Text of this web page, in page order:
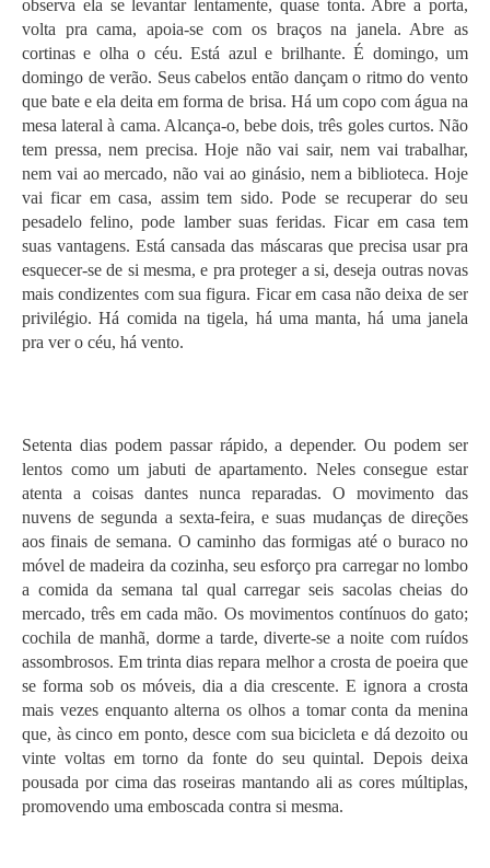
observa ela se levantar lentamente, quase tonta. Abre a porta,
volta pra cama, apoia-se com os braços na janela. Abre as
cortinas e olha o céu. Está azul e brilhante. É domingo, um
domingo de verão. Seus cabelos então dançam o ritmo do vento
que bate e ela deita em forma de brisa. Há um copo com água na
mesa lateral à cama. Alcança-o, bebe dois, três goles curtos. Não
tem pressa, nem precisa. Hoje não vai sair, nem vai trabalhar,
nem vai ao mercado, não vai ao ginásio, nem a biblioteca. Hoje
vai ficar em casa, assim tem sido. Pode se recuperar do seu
pesadelo felino, pode lamber suas feridas. Ficar em casa tem
suas vantagens. Está cansada das máscaras que precisa usar pra
esquecer-se de si mesma, e pra proteger a si, deseja outras novas
mais condizentes com sua figura. Ficar em casa não deixa de ser
privilégio. Há comida na tigela, há uma manta, há uma janela
pra ver o céu, há vento.
Setenta dias podem passar rápido, a depender. Ou podem ser
lentos como um jabuti de apartamento. Neles consegue estar
atenta a coisas dantes nunca reparadas. O movimento das
nuvens de segunda a sexta-feira, e suas mudanças de direções
aos finais de semana. O caminho das formigas até o buraco no
móvel de madeira da cozinha, seu esforço pra carregar no lombo
a comida da semana tal qual carregar seis sacolas cheias do
mercado, três em cada mão. Os movimentos contínuos do gato;
cochila de manhã, dorme a tarde, diverte-se a noite com ruídos
assombrosos. Em trinta dias repara melhor a crosta de poeira que
se forma sob os móveis, dia a dia crescente. E ignora a crosta
mais vezes enquanto alterna os olhos a tomar conta da menina
que, às cinco em ponto, desce com sua bicicleta e dá dezoito ou
vinte voltas em torno da fonte do seu quintal. Depois deixa
pousada por cima das roseiras mantando ali as cores múltiplas,
promovendo uma emboscada contra si mesma.